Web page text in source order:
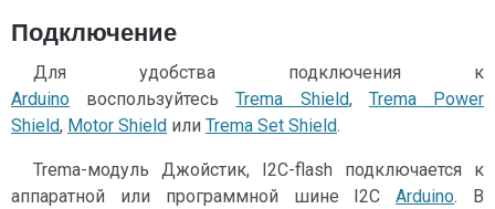
Подключение
Для удобства подключения к
Arduino воспользуйтесьTrema Shield, Trema Power
Shield, Motor Shield или Trema Set Shield.
Trema-модуль Джойстик, I2C-flash подключается к
аппаратной или программной шине I2CArduino. В